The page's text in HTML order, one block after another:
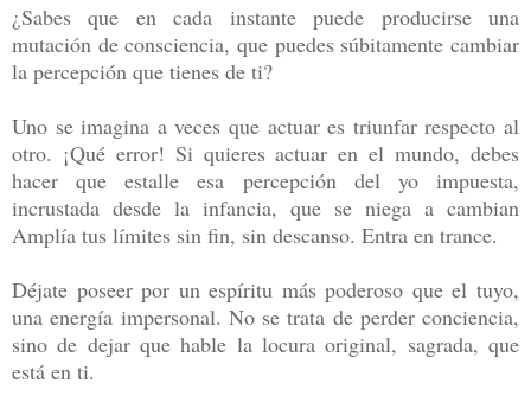
¿Sabes que en cada instante puede producirse una
mutación de consciencia, que puedes súbitamente cambiar
la percepción que tienes de ti?
Uno se imagina a veces que actuar es triunfar respecto al
otro. ¡Qué error! Si quieres actuar en el mundo, debes
hacer que estalle esa percepción del yo impuesta,
incrustada desde la infancia, que se niega a cambian
Amplía tus límites sin fin, sin descanso. Entra en trance.
Déjate poseer por un espíritu más poderoso que el tuyo,
una energía impersonal. No se trata de perder conciencia,
sino de dejar que hable la locura original, sagrada, que
está en ti.